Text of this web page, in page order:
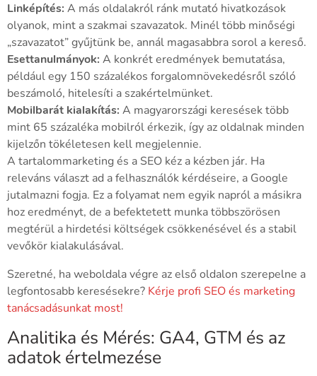
Linképítés: A más oldalakról ránk mutató hivatkozások
olyanok, mint a szakmai szavazatok. Minél több minőségi
„szavazatot” gyűjtünk be, annál magasabbra sorol a kereső.
Esettanulmányok: A konkrét eredmények bemutatása,
például egy 150 százalékos forgalomnövekedésről szóló
beszámoló, hitelesíti a szakértelmünket.
Mobilbarát kialakítás: A magyarországi keresések több
mint 65 százaléka mobilról érkezik, így az oldalnak minden
kijelzőn tökéletesen kell megjelennie.
A tartalommarketing és a SEO kéz a kézben jár. Ha
releváns választ ad a felhasználók kérdéseire, a Google
jutalmazni fogja. Ez a folyamat nem egyik napról a másikra
hoz eredményt, de a befektetett munka többszörösen
megtérül a hirdetési költségek csökkenésével és a stabil
vevőkör kialakulásával.
Szeretné, ha weboldala végre az első oldalon szerepelne a
legfontosabb keresésekre? Kérje profi SEO és marketing
tanácsadásunkat most!
Analitika és Mérés: GA4, GTM és az
adatok értelmezése